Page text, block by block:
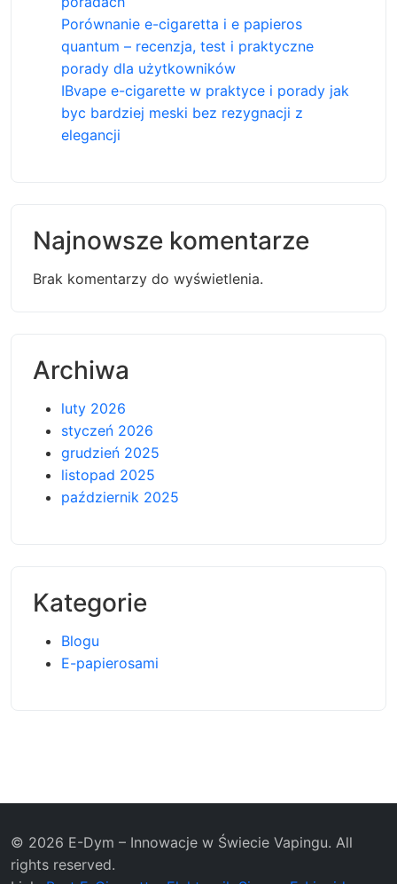
Porównanie e-cigaretta i e papieros
quantum – recenzja, test i praktyczne
porady dla użytkowników
IBvape e-cigarette w praktyce i porady jak
byc bardziej meski bez rezygnacji z
elegancji
Najnowsze komentarze
Brak komentarzy do wyświetlenia.
Archiwa
luty 2026
styczeń 2026
grudzień 2025
listopad 2025
październik 2025
Kategorie
Blogu
E-papierosami
© 2026 E-Dym – Innowacje w Świecie Vapingu. All
rights reserved.